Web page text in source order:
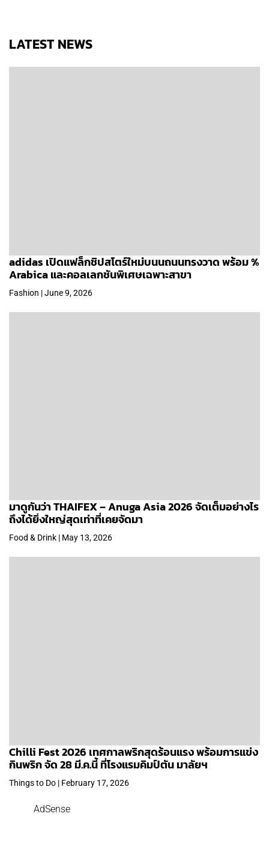
LATEST NEWS
adidas เปิดแฟล็กชิปสโตร์ใหม่บนนถนนทรงวาด พร้อม %
Arabica และคอลเลกชันพิเศษเฉพาะสาขา
Fashion | June 9, 2026
มาดูกันว่า THAIFEX – Anuga Asia 2026 จัดเต็มอย่างไร
ถึงได้ยิ่งใหญ่สุดเท่าที่เคยจัดมา
Food & Drink | May 13, 2026
Chilli Fest 2026 เทศกาลพริกสุดร้อนแรง พร้อมการแข่ง
กินพริก จัด 28 มี.ค.นี้ ที่โรงแรมคิมป์ตัน มาลัยฯ
Things to Do | February 17, 2026
AdSense